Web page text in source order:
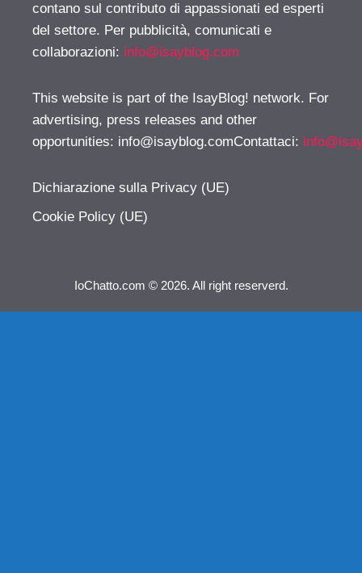
contano sul contributo di appassionati ed esperti
del settore. Per pubblicità, comunicati e
collaborazioni: info@isayblog.com
This website is part of the IsayBlog! network. For
advertising, press releases and other
opportunities: info@isayblog.comContattaci:
Dichiarazione sulla Privacy (UE)
Cookie Policy (UE)
IoChatto.com © 2026. All right reserverd.